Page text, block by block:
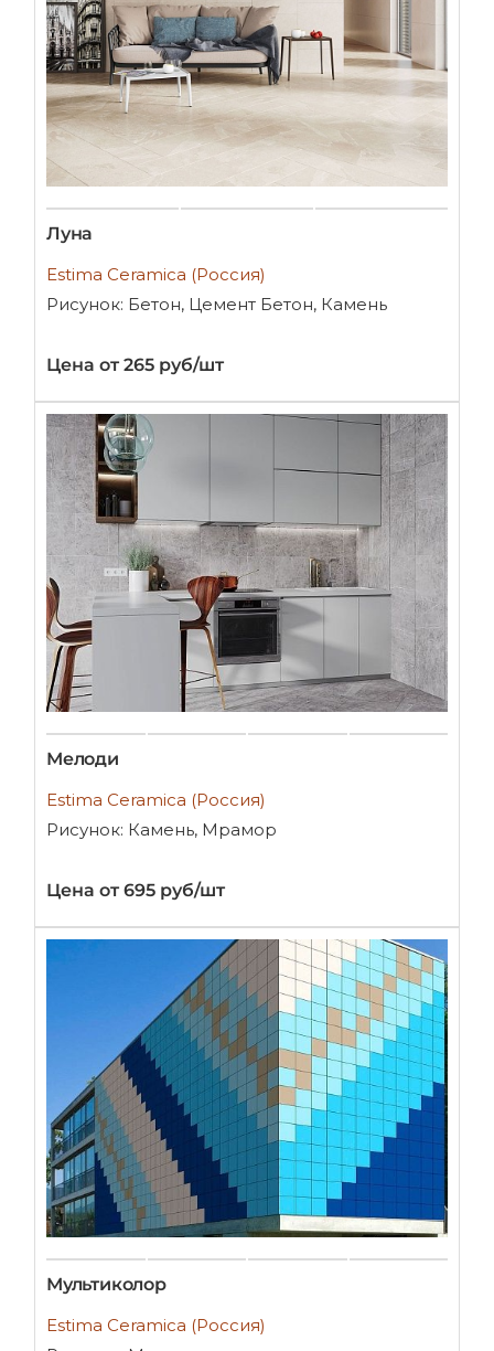
Луна
Estima Ceramica (Россия)
Рисунок: Бетон, Цемент Бетон, Камень
Цена от 265 руб/шт
Мелоди
Estima Ceramica (Россия)
Рисунок: Камень, Мрамор
Цена от 695 руб/шт
Мультиколор
Estima Ceramica (Россия)